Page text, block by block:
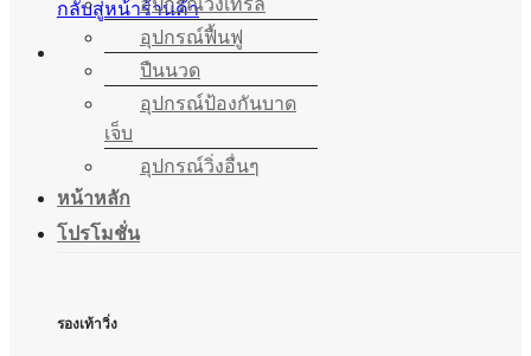
กลับสู่หน้าร้านค้าอุปกรณ์วิ่งเทรล
อุปกรณ์ฟื้นฟู
ปืนนวด
อุปกรณ์ป้องกันบาด
เจ็บ
อุปกรณ์วิ่งอื่นๆ
หน้าหลัก
โปรโมชั่น
รองเท้าวิ่ง